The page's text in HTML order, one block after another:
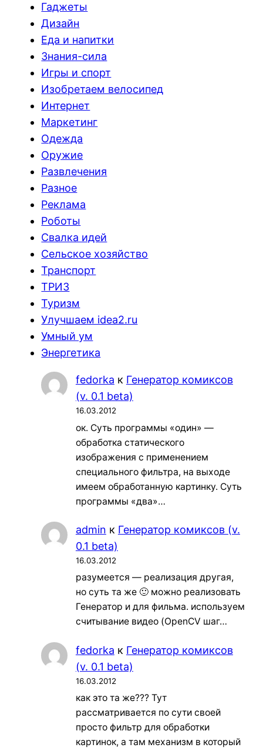
Гаджеты
Дизайн
Еда и напитки
Знания-сила
Игры и спорт
Изобретаем велосипед
Интернет
Маркетинг
Одежда
Оружие
Развлечения
Разное
Реклама
Роботы
Свалка идей
Сельское хозяйство
Транспорт
ТРИЗ
Туризм
Улучшаем idea2.ru
Умный ум
Энергетика
fedorka к Генератор комиксов
(v. 0.1 beta)
16.03.2012
ок. Суть программы «один» —
обработка статического
изображения с применением
специального фильтра, на выходе
имеем обработанную картинку. Суть
программы «два»…
admin к Генератор комиксов (v.
0.1 beta)
16.03.2012
разумеется — реализация другая,
но суть та же 🙂 можно реализовать
Генератор и для фильма. используем
считывание видео (OpenCV шаг…
fedorka к Генератор комиксов
(v. 0.1 beta)
16.03.2012
как это та же??? Тут
рассматривается по сути своей
просто фильтр для обработки
картинок, а там механизм в который